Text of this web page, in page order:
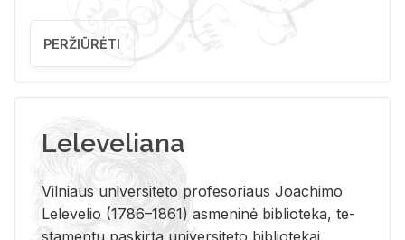
PERŽIŪRĖTI
Leleveliana
Vil­niaus uni­ver­si­te­to pro­fe­so­riaus Jo­a­chi­mo
Le­le­ve­lio (1786–1861) as­me­ni­nė bi­b­lio­te­ka, te­